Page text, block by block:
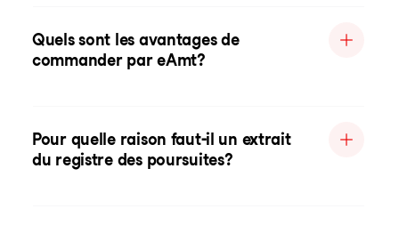
Quels sont les avantages de
commander par eAmt?
Pour quelle raison faut-il un extrait
du registre des poursuites?